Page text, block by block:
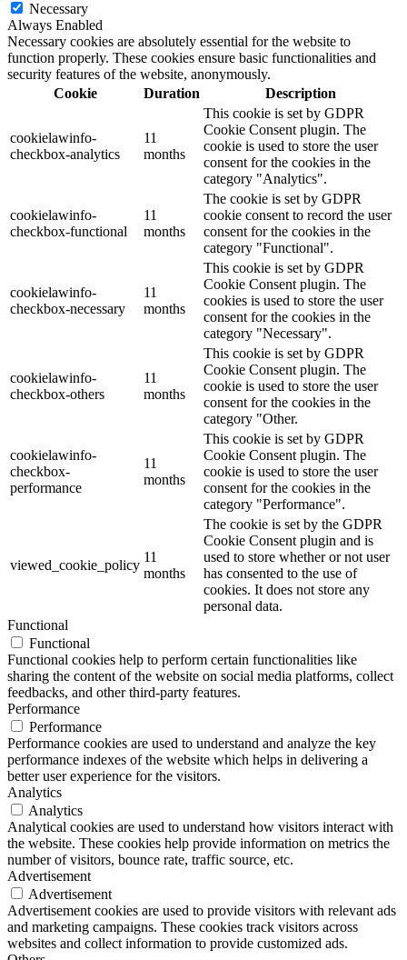
Necessary
Always Enabled
Necessary cookies are absolutely essential for the website to
function properly. These cookies ensure basic functionalities and
security features of the website, anonymously.
Cookie
Duration Description
cookielawinfo-
checkbox-analytics
11
months
This cookie is set by GDPR
Cookie Consent plugin. The
cookie is used to store the user
consent for the cookies in the
category "Analytics".
cookielawinfo-
checkbox-functional
11
months
The cookie is set by GDPR
cookie consent to record the user
consent for the cookies in the
category "Functional".
cookielawinfo-
checkbox-necessary
11
months
This cookie is set by GDPR
Cookie Consent plugin. The
cookies is used to store the user
consent for the cookies in the
category "Necessary".
cookielawinfo-
checkbox-others
11
months
This cookie is set by GDPR
Cookie Consent plugin. The
cookie is used to store the user
consent for the cookies in the
category "Other.
cookielawinfo-
checkbox-
performance
11
months
This cookie is set by GDPR
Cookie Consent plugin. The
cookie is used to store the user
consent for the cookies in the
category "Performance".
viewed_cookie_policy
11
months
The cookie is set by the GDPR
Cookie Consent plugin and is
used to store whether or not user
has consented to the use of
cookies. It does not store any
personal data.
Functional
Functional
Functional cookies help to perform certain functionalities like
sharing the content of the website on social media platforms, collect
feedbacks, and other third-party features.
Performance
Performance
Performance cookies are used to understand and analyze the key
performance indexes of the website which helps in delivering a
better user experience for the visitors.
Analytics
Analytics
Analytical cookies are used to understand how visitors interact with
the website. These cookies help provide information on metrics the
number of visitors, bounce rate, traffic source, etc.
Advertisement
Advertisement
Advertisement cookies are used to provide visitors with relevant ads
and marketing campaigns. These cookies track visitors across
websites and collect information to provide customized ads.